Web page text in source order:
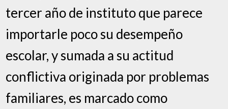
tercer año de instituto que parece
importarle poco su desempeño
escolar, y sumada a su actitud
conflictiva originada por problemas
familiares, es marcado como